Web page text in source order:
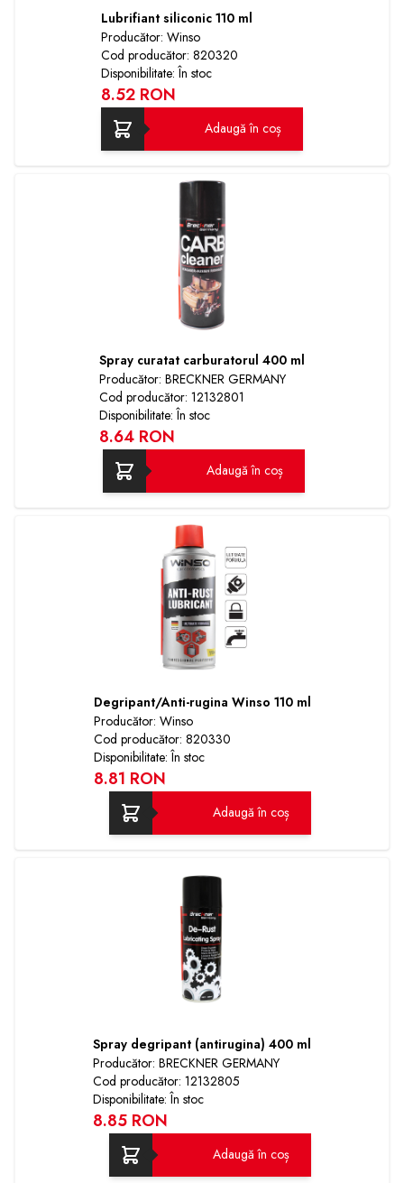
Lubrifiant siliconic 110 ml
Producător: Winso
Cod producător: 820320
Disponibilitate: În stoc
8.52 RON
Adaugă în coș
Spray curatat carburatorul 400 ml
Producător: BRECKNER GERMANY
Cod producător: 12132801
Disponibilitate: În stoc
8.64 RON
Adaugă în coș
Degripant/Anti-rugina Winso 110 ml
Producător: Winso
Cod producător: 820330
Disponibilitate: În stoc
8.81 RON
Adaugă în coș
Spray degripant (antirugina) 400 ml
Producător: BRECKNER GERMANY
Cod producător: 12132805
Disponibilitate: În stoc
8.85 RON
Adaugă în coș